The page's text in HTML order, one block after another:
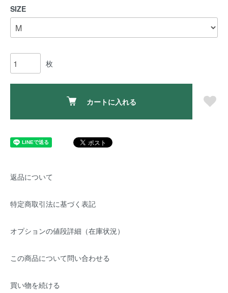
SIZE
枚
カートに入れる
返品について
特定商取引法に基づく表記
オプションの値段詳細（在庫状況）
この商品について問い合わせる
買い物を続ける